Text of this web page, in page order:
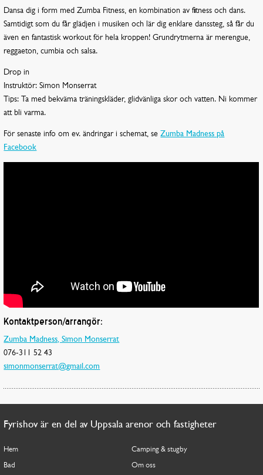
Dansa dig i form med Zumba Fitness, en kombination av fitness och dans.
Samtidigt som du får glädjen i musiken och lär dig enklare danssteg, så får du
även en fantastisk workout för hela kroppen! Grundrytmerna är merengue,
reggaeton, cumbia och salsa.
Drop in
Instruktör: Simon Monserrat
Tips: Ta med bekväma träningskläder, glidvänliga skor och vatten. Ni kommer
att bli varma.
För senaste info om ev. ändringar i schemat, seZumba Madness på
Facebook
Kontaktperson/arrangör:
Zumba Madness, Simon Monserrat
076-311 52 43
simonmonserrat@gmail.com
Fyrishov är en del av Uppsala arenor och fastigheter
Hem
Bad
Camping & stugby
Om oss